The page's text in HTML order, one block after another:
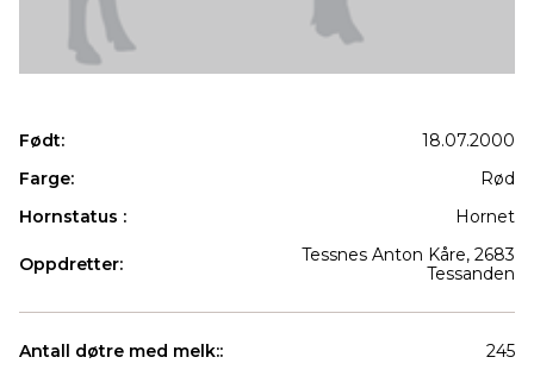
Født:
18.07.2000
Farge:
Rød
Hornstatus :
Hornet
Oppdretter:
Tessnes Anton Kåre, 2683
Tessanden
Antall døtre med melk::
245